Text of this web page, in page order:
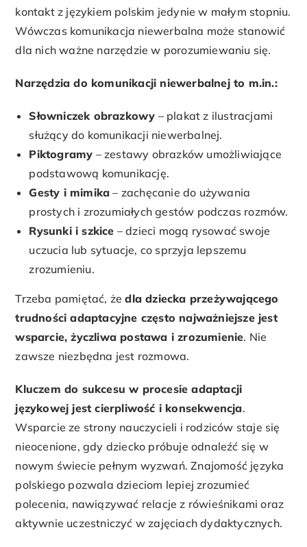
kontakt z językiem polskim jedynie w małym stopniu.
Wówczas komunikacja niewerbalna może stanowić
dla nich ważne narzędzie w porozumiewaniu się.
Narzędzia do komunikacji niewerbalnej to m.in.:
Słowniczek obrazkowy – plakat z ilustracjami
służący do komunikacji niewerbalnej.
Piktogramy – zestawy obrazków umożliwiające
podstawową komunikację.
Gesty i mimika – zachęcanie do używania
prostych i zrozumiałych gestów podczas rozmów.
Rysunki i szkice – dzieci mogą rysować swoje
uczucia lub sytuacje, co sprzyja lepszemu
zrozumieniu.
Trzeba pamiętać, żedla dziecka przeżywającego
trudności adaptacyjne często najważniejsze jest
wsparcie, życzliwa postawa i zrozumienie. Nie
zawsze niezbędna jest rozmowa.
Kluczem do sukcesu w procesie adaptacji
językowej jest cierpliwość i konsekwencja.
Wsparcie ze strony nauczycieli i rodziców staje się
nieocenione, gdy dziecko próbuje odnaleźć się w
nowym świecie pełnym wyzwań. Znajomość języka
polskiego pozwala dzieciom lepiej zrozumieć
polecenia, nawiązywać relacje z rówieśnikami oraz
aktywnie uczestniczyć w zajęciach dydaktycznych.